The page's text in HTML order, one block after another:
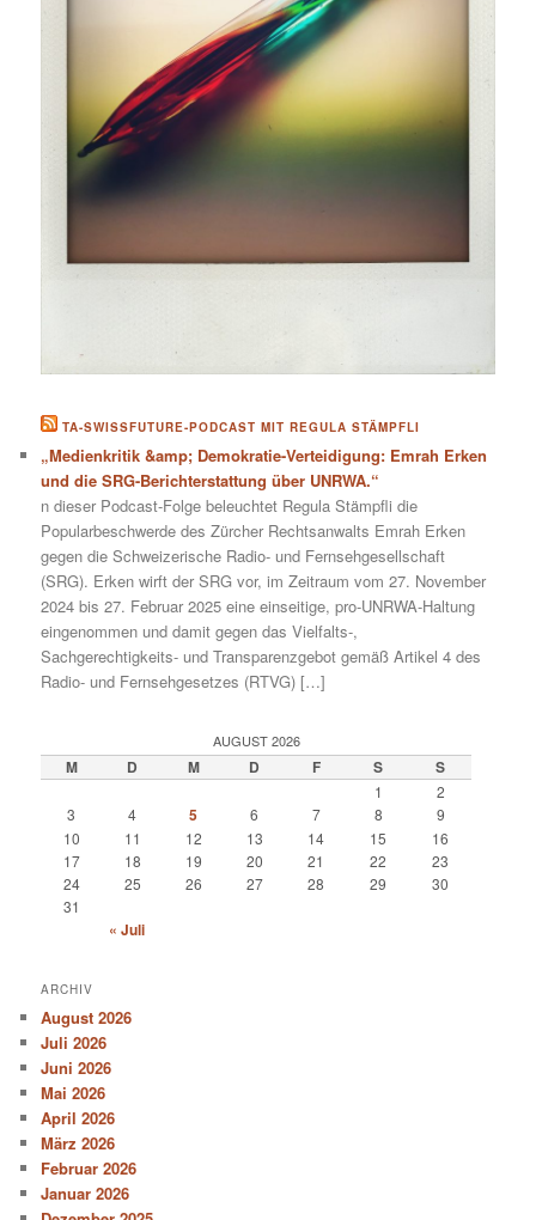
TA-SWISSFUTURE-PODCAST MIT REGULA STÄMPFLI
„Medienkritik &amp; Demokratie-Verteidigung: Emrah Erken
und die SRG-Berichterstattung über UNRWA.“
n dieser Podcast-Folge beleuchtet Regula Stämpfli die
Popularbeschwerde des Zürcher Rechtsanwalts Emrah Erken
gegen die Schweizerische Radio- und Fernsehgesellschaft
(SRG). Erken wirft der SRG vor, im Zeitraum vom 27. November
2024 bis 27. Februar 2025 eine einseitige, pro-UNRWA-Haltung
eingenommen und damit gegen das Vielfalts-,
Sachgerechtigkeits- und Transparenzgebot gemäß Artikel 4 des
Radio- und Fernsehgesetzes (RTVG) […]
AUGUST 2026
M D M D F S S
1
2
3
4 5 6 7 8
9
10
11 12 13 14 15
16
17
18 19 20 21 22
23
24
25 26 27 28 29
30
31
« Juli
ARCHIV
August 2026
Juli 2026
Juni 2026
Mai 2026
April 2026
März 2026
Februar 2026
Januar 2026